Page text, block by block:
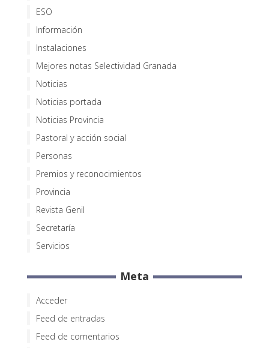
ESO
Información
Instalaciones
Mejores notas Selectividad Granada
Noticias
Noticias portada
Noticias Provincia
Pastoral y acción social
Personas
Premios y reconocimientos
Provincia
Revista Genil
Secretaría
Servicios
Meta
Acceder
Feed de entradas
Feed de comentarios